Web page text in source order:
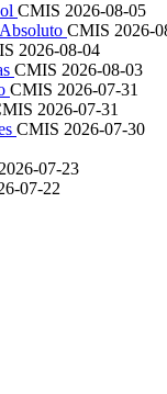
CMIS 2026-08-05
CMIS 2026-
2026-08-04
CMIS 2026-08-03
CMIS 2026-07-31
2026-07-31
CMIS 2026-07-30
2026-07-23
07-22